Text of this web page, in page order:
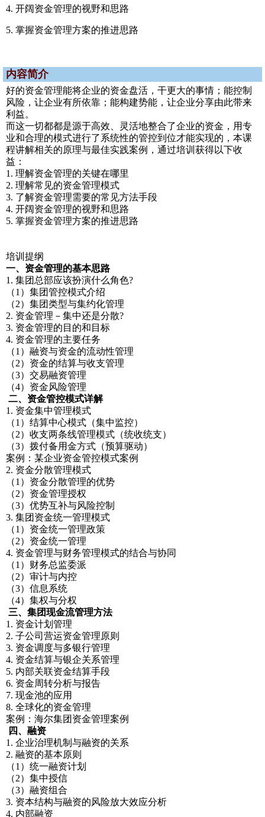
4. 开阔资金管理的视野和思路
5. 掌握资金管理方案的推进思路
内容简介
好的资金管理能将企业的资金盘活，干更大的事情；能控制
风险，让企业有所依靠；能构建势能，让企业分享由此带来
利益。
而这一切都都是源于高效、灵活地整合了企业的资金，用专
业和合理的模式进行了系统性的管控到位才能实现的，本课
程讲解相关的原理与最佳实践案例，通过培训获得以下收
益：
1. 理解资金管理的关键在哪里
2. 理解常见的资金管理模式
3. 了解资金管理需要的常见方法手段
4. 开阔资金管理的视野和思路
5. 掌握资金管理方案的推进思路
培训提纲
一、资金管理的基本思路
1. 集团总部应该扮演什么角色?
（1）集团管控模式介绍
（2）集团类型与集约化管理
2. 资金管理－集中还是分散?
3. 资金管理的目的和目标
4. 资金管理的主要任务
（1）融资与资金的流动性管理
（2）资金的结算与收支管理
（3）交易融资管理
（4）资金风险管理
二、资金管控模式详解
1. 资金集中管理模式
（1）结算中心模式（集中监控）
（2）收支两条线管理模式（统收统支）
（3）拨付备用金方式（预算驱动）
案例：某企业资金管控模式案例
2. 资金分散管理模式
（1）资金分散管理的优势
（2）资金管理授权
（3）优势互补与风险控制
3. 集团资金统一管理模式
（1）资金统一管理政策
（2）资金统一管理
4. 资金管理与财务管理模式的结合与协同
（1）财务总监委派
（2）审计与内控
（3）信息系统
（4）集权与分权
三、集团现金流管理方法
1. 资金计划管理
2. 子公司营运资金管理原则
3. 资金调度与多银行管理
4. 资金结算与银企关系管理
5. 内部关联资金结算手段
6. 资金周转分析与报告
7. 现金池的应用
8. 全球化的资金管理
案例：海尔集团资金管理案例
四、融资
1. 企业治理机制与融资的关系
2. 融资的基本原则
（1）统一融资计划
（2）集中授信
（3）融资组合
3. 资本结构与融资的风险放大效应分析
4. 内部融资